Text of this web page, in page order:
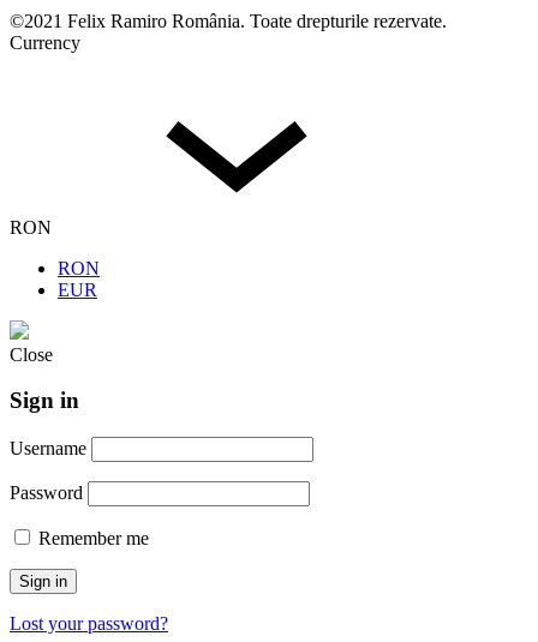
©2021 Felix Ramiro România. Toate drepturile rezervate.
Currency
RON
RON
EUR
Close
Sign in
Username
Password
Remember me
Sign in
Lost your password?